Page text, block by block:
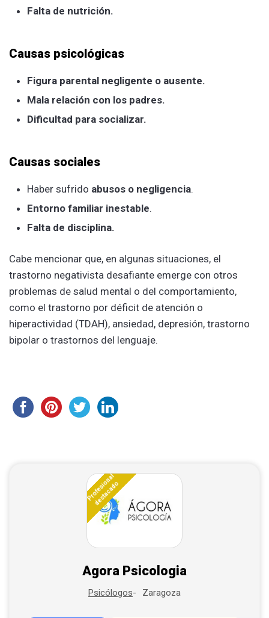
Falta de nutrición.
Causas psicológicas
Figura parental negligente o ausente.
Mala relación con los padres.
Dificultad para socializar.
Causas sociales
Haber sufrido abusos o negligencia.
Entorno familiar inestable.
Falta de disciplina.
Cabe mencionar que, en algunas situaciones, el
trastorno negativista desafiante emerge con otros
problemas de salud mental o del comportamiento,
como el trastorno por déficit de atención o
hiperactividad (TDAH), ansiedad, depresión, trastorno
bipolar o trastornos del lenguaje.
Profesional
destacado
Agora Psicologia
Psicólogos Zaragoza